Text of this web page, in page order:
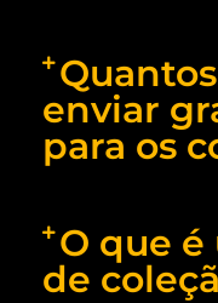
enviar
para os
O que
de